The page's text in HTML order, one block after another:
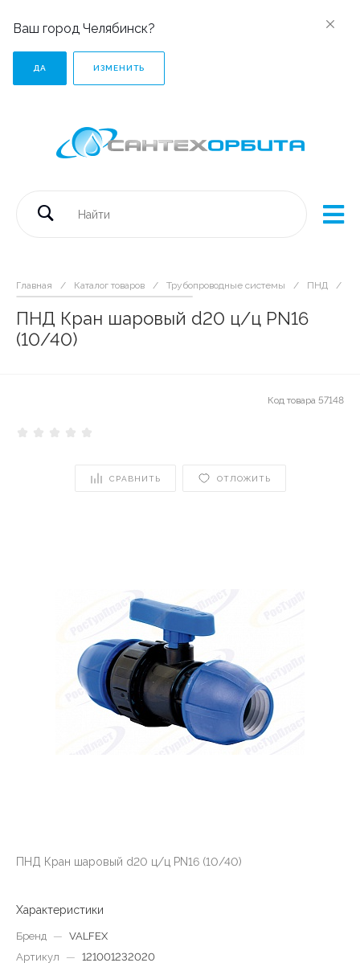
Ваш город Челябинск?
ДА ИЗМЕНИТЬ
Главная / Каталог товаров / Трубопроводные системы / ПНД /
ПНД Кран шаровый d20 ц/ц PN16
(10/40)
Код товара 57148
СРАВНИТЬ ОТЛОЖИТЬ
ПНД Кран шаровый d20 ц/ц PN16 (10/40)
Характеристики
Бренд — VALFEX
Артикул
— 121001232020